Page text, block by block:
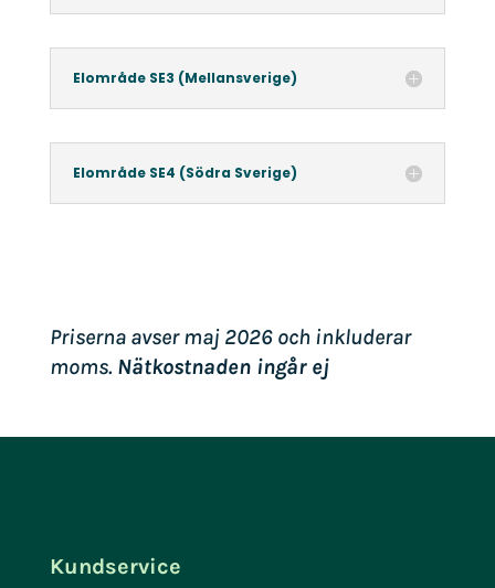
Elområde SE3 (Mellansverige)
Elområde SE4 (Södra Sverige)
Priserna avser maj 2026 och inkluderar
moms. Nätkostnaden ingår ej
Kundservice